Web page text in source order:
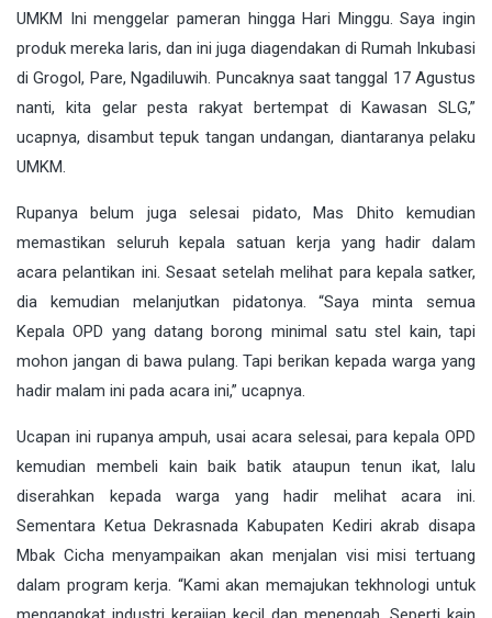
UMKM Ini menggelar pameran hingga Hari Minggu. Saya ingin
produk mereka laris, dan ini juga diagendakan di Rumah Inkubasi
di Grogol, Pare, Ngadiluwih. Puncaknya saat tanggal 17 Agustus
nanti, kita gelar pesta rakyat bertempat di Kawasan SLG,”
ucapnya, disambut tepuk tangan undangan, diantaranya pelaku
UMKM.
Rupanya belum juga selesai pidato, Mas Dhito kemudian
memastikan seluruh kepala satuan kerja yang hadir dalam
acara pelantikan ini. Sesaat setelah melihat para kepala satker,
dia kemudian melanjutkan pidatonya. “Saya minta semua
Kepala OPD yang datang borong minimal satu stel kain, tapi
mohon jangan di bawa pulang. Tapi berikan kepada warga yang
hadir malam ini pada acara ini,” ucapnya.
Ucapan ini rupanya ampuh, usai acara selesai, para kepala OPD
kemudian membeli kain baik batik ataupun tenun ikat, lalu
diserahkan kepada warga yang hadir melihat acara ini.
Sementara Ketua Dekrasnada Kabupaten Kediri akrab disapa
Mbak Cicha menyampaikan akan menjalan visi misi tertuang
dalam program kerja. “Kami akan memajukan tekhnologi untuk